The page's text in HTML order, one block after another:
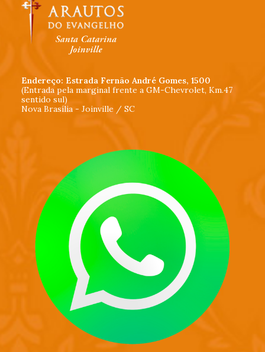
Endereço: Estrada Fernão André Gomes, 1500
(Entrada pela marginal frente a GM-Chevrolet, Km.47
sentido sul)
Nova Brasília - Joinville / SC